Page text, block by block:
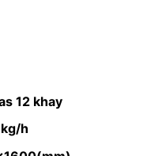
12 khay
h